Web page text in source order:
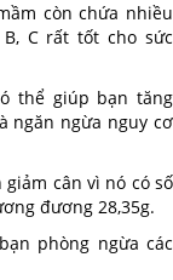
còn chứa nhiều
C rất tốt cho sức
thể giúp bạn tăng
ngăn ngừa nguy cơ
cân vì nó có số
đương 28,35g.
phòng ngừa các